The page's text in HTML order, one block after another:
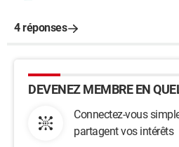
4 réponses
DEVENEZ MEMBRE EN
Connectez-vous
partagent vos intérêts